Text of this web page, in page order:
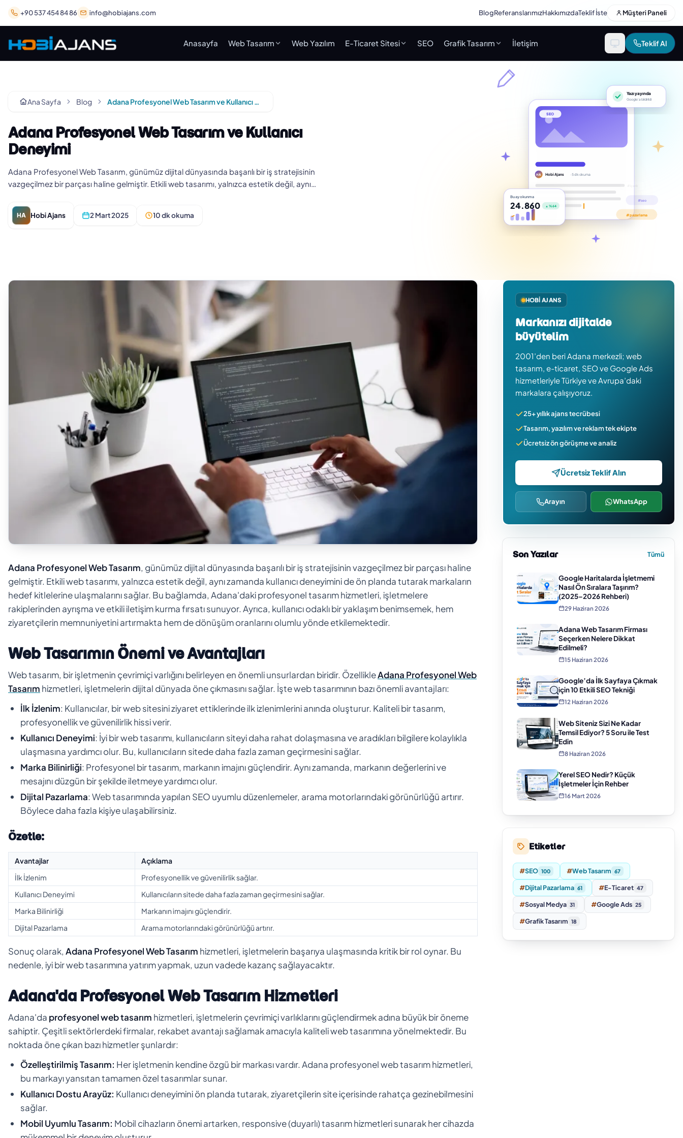
+90 537 454 84 86 info@hobiajans.com BlogReferanslarımızHakkımızdaTeklif İste Müşteri Paneli
Anasayfa Web Tasarım Web Yazılım E-Ticaret Sitesi SEO Grafik Tasarım İletişim Teklif Al
Ana Sayfa Blog Adana Profesyonel Web Tasarım ve Kullanıcı Deneyimi
Adana Profesyonel Web Tasarım ve Kullanıcı
Deneyimi
Adana Profesyonel Web Tasarım, günümüz dijital dünyasında başarılı bir iş stratejisinin
vazgeçilmez bir parçası haline gelmiştir. Etkili web tasarımı, yalnızca estetik değil, aynı…
HA Hobi Ajans 2 Mart 2025 10 dk okuma
SEO
HA Hobi Ajans · 5 dk okuma
Google’a bildirildi
Bu ay okunma
24.860 ▲ %64
Adana Profesyonel Web Tasarım, günümüz dijital dünyasında başarılı bir iş stratejisinin vazgeçilmez bir parçası haline
gelmiştir. Etkili web tasarımı, yalnızca estetik değil, aynı zamanda kullanıcı deneyimini de ön planda tutarak markaların
hedef kitlelerine ulaşmalarını sağlar. Bu bağlamda, Adana'daki profesyonel tasarım hizmetleri, işletmelere
rakiplerinden ayrışma ve etkili iletişim kurma fırsatı sunuyor. Ayrıca, kullanıcı odaklı bir yaklaşım benimsemek, hem
ziyaretçilerin memnuniyetini artırmakta hem de dönüşüm oranlarını olumlu yönde etkilemektedir.
Web Tasarımın Önemi ve Avantajları
Web tasarım, bir işletmenin çevrimiçi varlığını belirleyen en önemli unsurlardan biridir. ÖzellikleAdana Profesyonel Web
Tasarım hizmetleri, işletmelerin dijital dünyada öne çıkmasını sağlar. İşte web tasarımının bazı önemli avantajları:
İlk İzlenim: Kullanıcılar, bir web sitesini ziyaret ettiklerinde ilk izlenimlerini anında oluşturur. Kaliteli bir tasarım,
profesyonellik ve güvenilirlik hissi verir.
Kullanıcı Deneyimi: İyi bir web tasarımı, kullanıcıların siteyi daha rahat dolaşmasına ve aradıkları bilgilere kolaylıkla
ulaşmasına yardımcı olur. Bu, kullanıcıların sitede daha fazla zaman geçirmesini sağlar.
Marka Bilinirliği: Profesyonel bir tasarım, markanın imajını güçlendirir. Aynı zamanda, markanın değerlerini ve
mesajını düzgün bir şekilde iletmeye yardımcı olur.
Dijital Pazarlama: Web tasarımında yapılan SEO uyumlu düzenlemeler, arama motorlarındaki görünürlüğü artırır.
Böylece daha fazla kişiye ulaşabilirsiniz.
Özetle:
Avantajlar
Açıklama
İlk İzlenim
Profesyonellik ve güvenilirlik sağlar.
Kullanıcı Deneyimi
Kullanıcıların sitede daha fazla zaman geçirmesini sağlar.
Marka Bilinirliği
Markanın imajını güçlendirir.
Dijital Pazarlama
Arama motorlarındaki görünürlüğü artırır.
Sonuç olarak, Adana Profesyonel Web Tasarım hizmetleri, işletmelerin başarıya ulaşmasında kritik bir rol oynar. Bu
nedenle, iyi bir web tasarımına yatırım yapmak, uzun vadede kazanç sağlayacaktır.
Adana'da Profesyonel Web Tasarım Hizmetleri
Adana'da profesyonel web tasarım hizmetleri, işletmelerin çevrimiçi varlıklarını güçlendirmek adına büyük bir öneme
sahiptir. Çeşitli sektörlerdeki firmalar, rekabet avantajı sağlamak amacıyla kaliteli web tasarımına yönelmektedir. Bu
noktada öne çıkan bazı hizmetler şunlardır:
Özelleştirilmiş Tasarım: Her işletmenin kendine özgü bir markası vardır. Adana profesyonel web tasarım hizmetleri,
bu markayı yansıtan tamamen özel tasarımlar sunar.
Kullanıcı Dostu Arayüz: Kullanıcı deneyimini ön planda tutarak, ziyaretçilerin site içerisinde rahatça gezinebilmesini
sağlar.
Mobil Uyumlu Tasarım: Mobil cihazların önemi artarken, responsive (duyarlı) tasarım hizmetleri sunarak her cihazda
HOBI AJANS
Markanızı dijitalde
büyütelim
2001’den beri Adana merkezli; web
tasarım, e-ticaret, SEO ve Google Ads
hizmetleriyle Türkiye ve Avrupa’daki
markalara çalışıyoruz.
25+ yıllık ajans tecrübesi
Tasarım, yazılım ve reklam tek ekipte
Ücretsiz ön görüşme ve analiz
Ücretsiz Teklif Alın
Arayın WhatsApp
Son Yazılar Tümü
Google Haritalarda İşletmemi
Nasıl Ön Sıralara Taşırım?
(2025–2026 Rehberi)
29 Haziran 2026
Adana Web Tasarım Firması
Seçerken Nelere Dikkat
Edilmeli?
15 Haziran 2026
Google’da İlk Sayfaya Çıkmak
için 10 Etkili SEO Tekniği
12 Haziran 2026
Web Siteniz Sizi Ne Kadar
Temsil Ediyor? 5 Soru ile Test
Edin
8 Haziran 2026
Yerel SEO Nedir? Küçük
İşletmeler İçin Rehber
16 Mart 2026
Etiketler
#SEO 100 #Web Tasarım 67
#Dijital Pazarlama 61 #E-Ticaret 47
#Sosyal Medya 31 #Google Ads 25
#Grafik Tasarım 18